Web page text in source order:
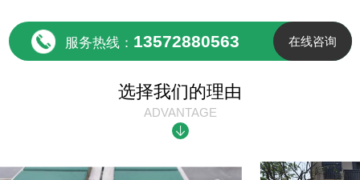
服务热线： 13572880563 在线咨询
选择我们的理由
ADVANTAGE